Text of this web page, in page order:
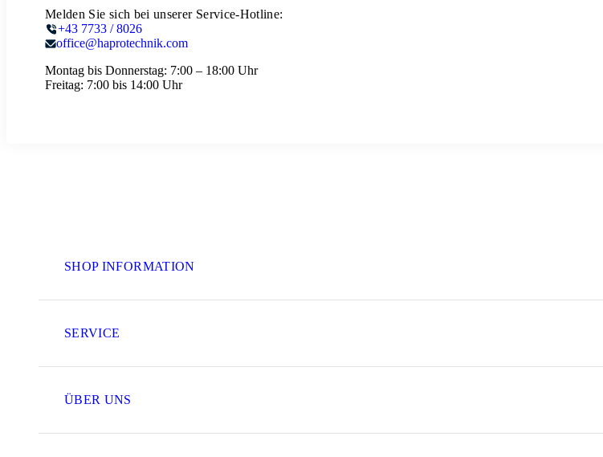
Melden Sie sich bei unserer Service-Hotline:
+43 7733 / 8026
office@haprotechnik.com
Montag bis Donnerstag: 7:00 – 18:00 Uhr
Freitag: 7:00 bis 14:00 Uhr
SHOP INFORMATION
SERVICE
ÜBER UNS